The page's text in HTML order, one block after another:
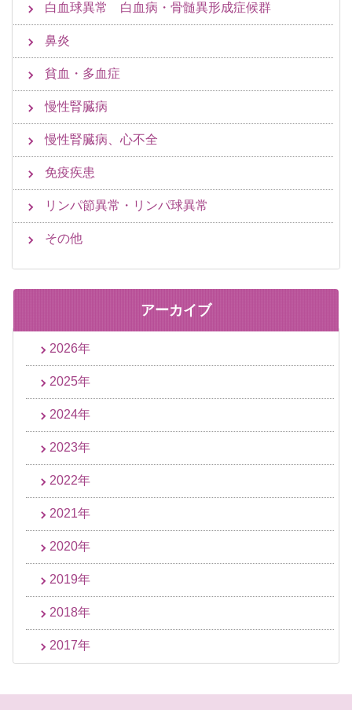
白血球異常 白血病・骨髄異形成症候群
鼻炎
貧血・多血症
慢性腎臓病
慢性腎臓病、心不全
免疫疾患
リンパ節異常・リンパ球異常
その他
アーカイブ
2026年
2025年
2024年
2023年
2022年
2021年
2020年
2019年
2018年
2017年